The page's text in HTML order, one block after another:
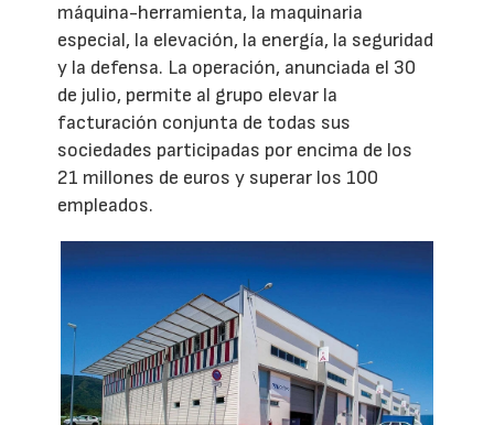
máquina-herramienta, la maquinaria
especial, la elevación, la energía, la seguridad
y la defensa. La operación, anunciada el 30
de julio, permite al grupo elevar la
facturación conjunta de todas sus
sociedades participadas por encima de los
21 millones de euros y superar los 100
empleados.